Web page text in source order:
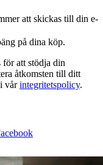
att skickas till din e-
på dina köp.
för att stödja din
åtkomsten till ditt
vårintegritetspolicy.